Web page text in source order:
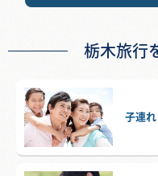
栃木旅行
子連